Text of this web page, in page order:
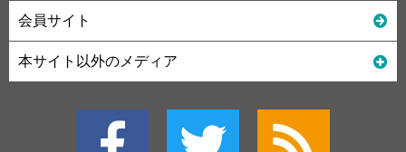
会員サイト
本サイト以外のメディア